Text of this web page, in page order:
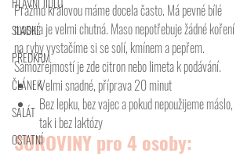
SLADKÉ
PŘEDKRM
ČLÁNEK
SALÁT
OSTATNÍ
Pražmu královou máme docela často. Má pevné bílé
maso a je velmi chutná. Maso nepotřebuje žádné koření
na ryby vystačíme si se solí, kmínem a pepřem.
Samozřejmostí je zde citron nebo limeta k podávání.
Velmi snadné, příprava 20 minut
Bez lepku, bez vajec a pokud nepoužijeme máslo,
tak i bez laktózy
SUROVINY pro 4 osoby: